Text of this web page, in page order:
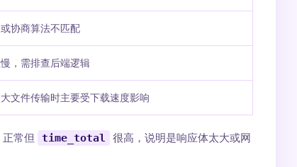
协商算法不匹配
，需排查后端逻辑
文件传输时主要受下载速度影响
常但 time_total
很高，说明是响应体太大或网